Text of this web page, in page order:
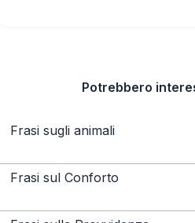
Potrebbero
Frasi sugli animali
Frasi sul Conforto